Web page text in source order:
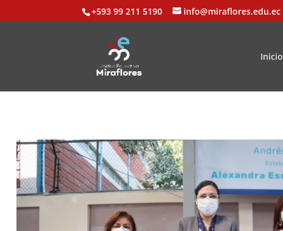
+593 99 211 5190 info@miraflores.edu.ec
Inicio